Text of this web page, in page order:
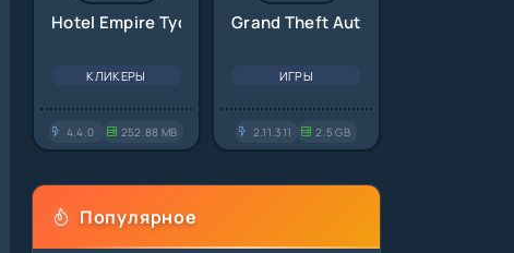
Hotel Empire Tycoon
КЛИКЕРЫ
4.4.0 252.88 MB
Grand Theft Auto: San Andreas
ИГРЫ
2.11.311 2.5 GB
Популярное